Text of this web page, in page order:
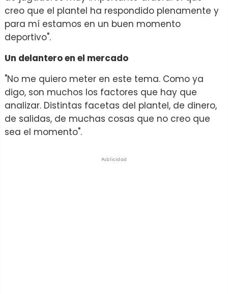
creo que el plantel ha respondido plenamente y
para mí estamos en un buen momento
deportivo".
Un delantero en el mercado
"No me quiero meter en este tema. Como ya
digo, son muchos los factores que hay que
analizar. Distintas facetas del plantel, de dinero,
de salidas, de muchas cosas que no creo que
sea el momento".
Publicidad